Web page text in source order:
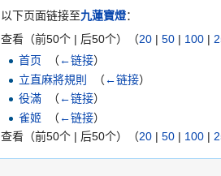
以下页面链接至九蓮寶燈：
查看（前50个 | 后50个）（20 | 50 | 100 |
首页
（←链接）
立直麻將規則
（←链接）
役滿
（←链接）
雀姬
（←链接）
查看（前50个 | 后50个）（20 | 50 | 100 |